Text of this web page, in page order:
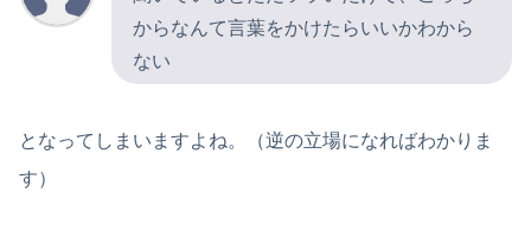
からなんて言葉をかけたらいいかわから
ない
となってしまいますよね。（逆の立場になればわかりま
す）